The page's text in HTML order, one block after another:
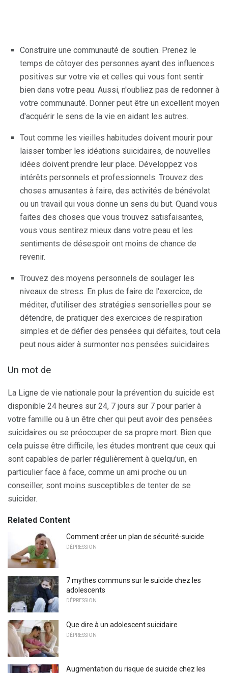
Construire une communauté de soutien. Prenez le
temps de côtoyer des personnes ayant des influences
positives sur votre vie et celles qui vous font sentir
bien dans votre peau. Aussi, n'oubliez pas de redonner à
votre communauté. Donner peut être un excellent moyen
d'acquérir le sens de la vie en aidant les autres.
Tout comme les vieilles habitudes doivent mourir pour
laisser tomber les idéations suicidaires, de nouvelles
idées doivent prendre leur place. Développez vos
intérêts personnels et professionnels. Trouvez des
choses amusantes à faire, des activités de bénévolat
ou un travail qui vous donne un sens du but. Quand vous
faites des choses que vous trouvez satisfaisantes,
vous vous sentirez mieux dans votre peau et les
sentiments de désespoir ont moins de chance de
revenir.
Trouvez des moyens personnels de soulager les
niveaux de stress. En plus de faire de l'exercice, de
méditer, d'utiliser des stratégies sensorielles pour se
détendre, de pratiquer des exercices de respiration
simples et de défier des pensées qui défaites, tout cela
peut nous aider à surmonter nos pensées suicidaires.
Un mot de
La Ligne de vie nationale pour la prévention du suicide est
disponible 24 heures sur 24, 7 jours sur 7 pour parler à
votre famille ou à un être cher qui peut avoir des pensées
suicidaires ou se préoccuper de sa propre mort. Bien que
cela puisse être difficile, les études montrent que ceux qui
sont capables de parler régulièrement à quelqu'un, en
particulier face à face, comme un ami proche ou un
conseiller, sont moins susceptibles de tenter de se
suicider.
Related Content
Comment créer un plan de sécurité-suicide
DÉPRESSION
7 mythes communs sur le suicide chez les
adolescents
DÉPRESSION
Que dire à un adolescent suicidaire
DÉPRESSION
Augmentation du risque de suicide chez les